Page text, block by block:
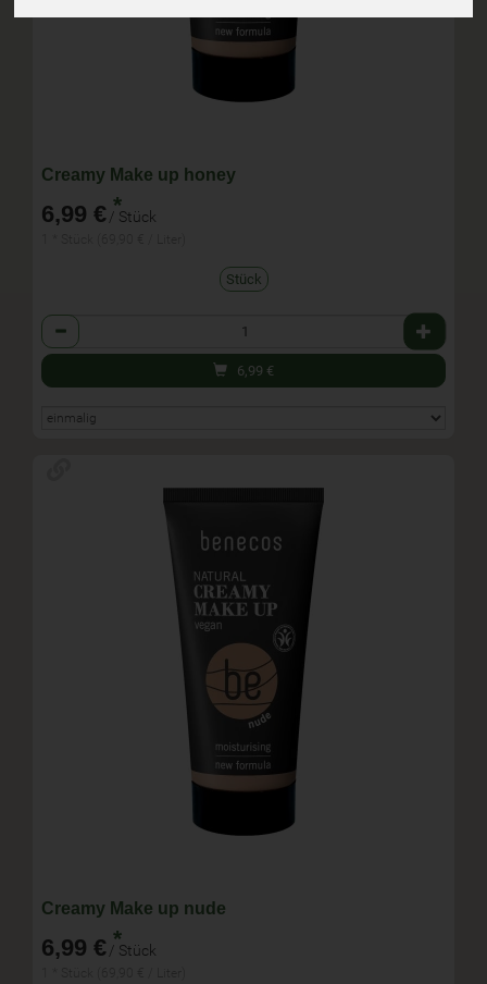
Creamy Make up honey
6,99 € *
/ Stück
Stück
Anzahl
6,99 €
Creamy Make up nude
6,99 € *
/ Stück